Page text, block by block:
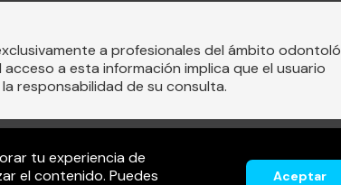
a profesionales del ámbito
a esta información implica que el usuario
responsabilidad de su consulta.
Política de privacidad Política de cookies
tu experiencia de
el contenido. Puedes
Aceptar